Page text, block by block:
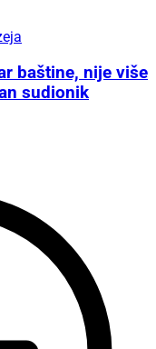
baštine, nije više
sudionik